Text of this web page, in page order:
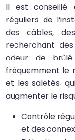
Il est conseillé
réguliers de
des câbles,
recherchant
odeur de
fréquemment le
et les saletés,
augmenter le
Contrôle
et des